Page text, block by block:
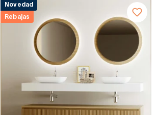
Novedad
Rebajas